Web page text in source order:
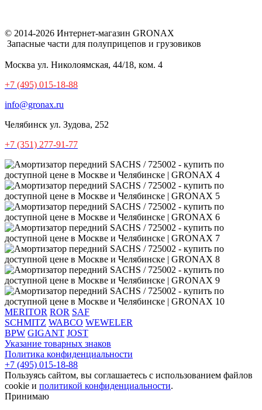
© 2014-2026 Интернет-магазин GRONAX
Запасные части для полуприцепов и грузовиков
Москва ул. Николоямская, 44/18, ком. 4
+7 (495) 015-18-88
info@gronax.ru
Челябинск ул. Зудова, 252
+7 (351) 277-91-77
MERITOR ROR SAF
SCHMITZ WABCO WEWELER
BPW GIGANT JOST
Указание товарных знаков
Политика конфиденциальности
+7 (495) 015-18-88
Пользуясь сайтом, вы соглашаетесь с использованием файлов
cookie и политикой конфиденциальности.
Принимаю